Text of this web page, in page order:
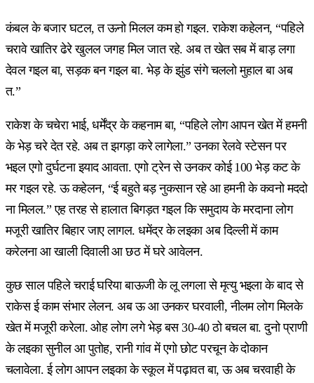
कंबल के बजार घटल, त ऊनो मिलल कम हो गइल. राकेश कहेलन, “पहिले
चरावे खातिर ढेरे खुलल जगह मिल जात रहे. अब त खेत सब में बाड़ लगा
देवल गइल बा, सड़क बन गइल बा. भेड़ के झुंड संगे चललो मुहाल बा अब
त.”
राकेश के चचेरा भाई, धर्मेंद्र के कहनाम बा, “पहिले लोग आपन खेत में हमनी
के भेड़ चरे देत रहे. अब त झगड़ा करे लागेला.” उनका रेलवे स्टेसन पर
भइल एगो दुर्घटना इयाद आवता. एगो ट्रेन से उनकर कोई 100 भेड़ कट के
मर गइल रहे. ऊ कहेलन, “ई बहुते बड़ नुकसान रहे आ हमनी के कवनो मददो
ना मिलल.” एह तरह से हालात बिगड़त गइल कि समुदाय के मरदाना लोग
मजूरी खातिर बिहार जाए लागल. धमेंद्र के लइका अब दिल्ली में काम
करेलना आ खाली दिवाली आ छठ में घरे आवेलन.
कुछ साल पहिले चराई घरिया बाऊजी के लू लगला से मृत्यु भइला के बाद से
राकेस ई काम संभार लेलन. अब ऊ आ उनकर घरवाली, नीलम लोग मिलके
खेत में मजूरी करेला. ओह लोग लगे भेड़ बस 30-40 ठो बचल बा. दुनो प्राणी
के लइका सुनील आ पुतोह, रानी गांव में एगो छोट परचून के दोकान
चलावेला. ई लोग आपन लइका के स्कूल में पढ़ावत बा, ऊ अब चरवाही के